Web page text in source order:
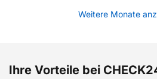
Weitere Monate
Ihre Vorteile bei